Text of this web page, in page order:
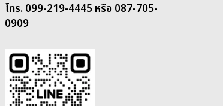
โทร. 099-219-4445 หรือ 087-705-
0909